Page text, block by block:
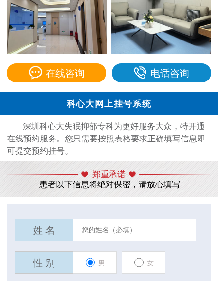
在线咨询 电话咨询
科心大网上挂号系统
深圳科心大失眠抑郁专科为更好服务大众，特开通
在线预约服务。您只需要按照表格要求正确填写信息即
可提交预约挂号。
郑重承诺
患者以下信息将绝对保密，请放心填写
姓 名
性 别 男 女